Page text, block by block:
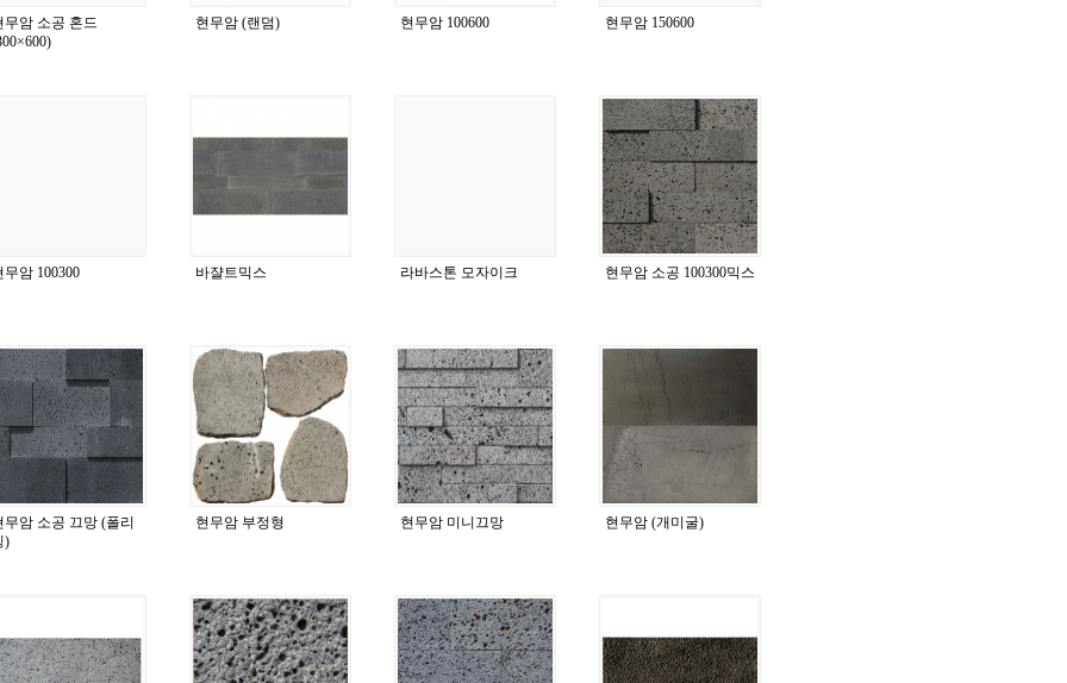
무암 소공 혼드
현무암 (랜덤) 현무암 100600 현무암 150600
무암 100300 바쟐트믹스 라바스톤 모자이크 현무암 소공 100300믹스
무암 소공 끄망 (폴리
)
현무암 부정형 현무암 미니끄망 현무암 (개미굴)